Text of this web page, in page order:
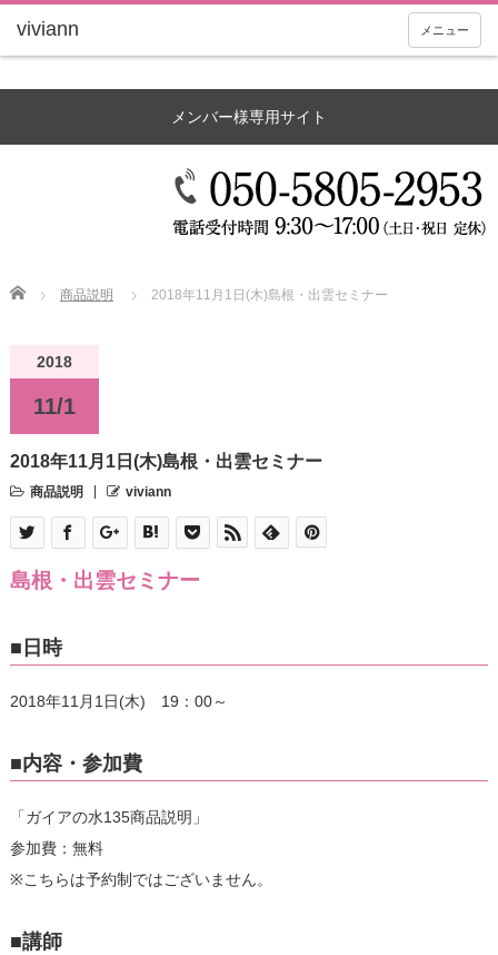
メニュー
メンバー様専用サイト
Home 商品説明 2018年11月1日(木)島根・出雲セミナー
2018
11/1
2018年11月1日(木)島根・出雲セミナー
商品説明 viviann
島根・出雲セミナー
■日時
2018年11月1日(木) 19：00～
■内容・参加費
「ガイアの水135商品説明」
参加費：無料
※こちらは予約制ではございません。
■講師